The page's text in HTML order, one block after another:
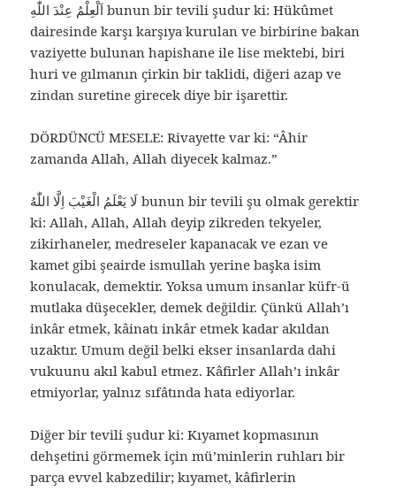
اَلْعِلْمُ عِنْدَ اللّٰهِ bunun bir tevili şudur ki: Hükûmet
dairesinde karşı karşıya kurulan ve birbirine bakan
vaziyette bulunan hapishane ile lise mektebi, biri
huri ve gılmanın çirkin bir taklidi, diğeri azap ve
zindan suretine girecek diye bir işarettir.
DÖRDÜNCÜ MESELE: Rivayette var ki: “Âhir
zamanda Allah, Allah diyecek kalmaz.”
لَا يَعْلَمُ الْغَيْبَ اِلَّا اللّٰهُ bunun bir tevili şu olmak gerektir
ki: Allah, Allah, Allah deyip zikreden tekyeler,
zikirhaneler, medreseler kapanacak ve ezan ve
kamet gibi şeairde ismullah yerine başka isim
konulacak, demektir. Yoksa umum insanlar küfr-ü
mutlaka düşecekler, demek değildir. Çünkü Allah’ı
inkâr etmek, kâinatı inkâr etmek kadar akıldan
uzaktır. Umum değil belki ekser insanlarda dahi
vukuunu akıl kabul etmez. Kâfirler Allah’ı inkâr
etmiyorlar, yalnız sıfâtında hata ediyorlar.
Diğer bir tevili şudur ki: Kıyamet kopmasının
dehşetini görmemek için mü’minlerin ruhları bir
parça evvel kabzedilir; kıyamet, kâfirlerin